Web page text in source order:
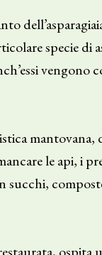
specie di
le api, i
succhi,